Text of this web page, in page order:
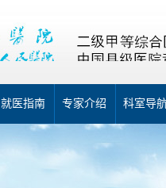
就医指南 专家介绍 科室导